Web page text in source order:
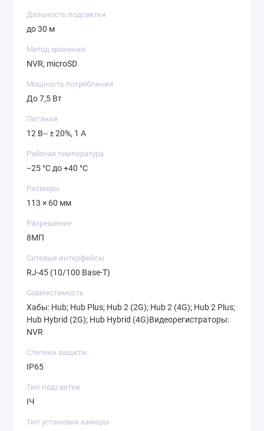
Дальность подсветки
до 30 м
Метод хранения
NVR; microSD
Мощность потребления
До 7,5 Вт
Питание
12 В⎓ ± 20%, 1 А
Рабочая температура
−25 °C до +40 °C
Размеры
113 × 60 мм
Разрешение
8МП
Сетевые интерфейсы
RJ-45 (10/100 Base-T)
Совместимость
Хабы: Hub; Hub Plus; Hub 2 (2G); Hub 2 (4G); Hub 2 Plus;
Hub Hybrid (2G); Hub Hybrid (4G)Видеорегистраторы:
NVR
Степень защиты
IP65
Тип подсветки
ІЧ
Тип установки камеры